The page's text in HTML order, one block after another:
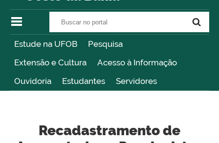
Estude na UFOB
Pesquisa
Extensão e Cultura
Acesso à Informação
Ouvidoria
Estudantes Servidores
Recadastramento de